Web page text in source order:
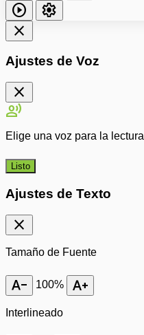
play_circle
settings
close
Ajustes de Voz
close
record_voice_over
Elige una voz para la lectura
Listo
Ajustes de Texto
close
Tamaño de Fuente
text_decrease 100% text_increase
Interlineado